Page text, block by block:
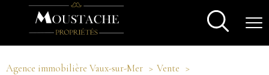
Agence immobilière Vaux-sur-Mer
Vente